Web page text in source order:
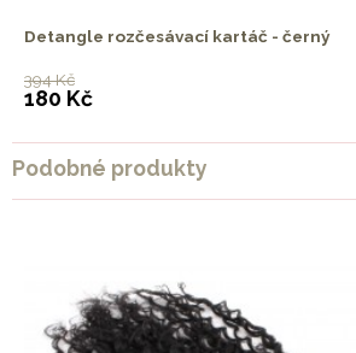
Detangle rozčesávací kartáč - černý
394 Kč
180 Kč
Podobné produkty